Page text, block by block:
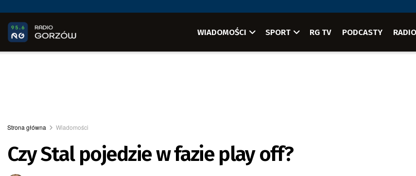
WIADOMOŚCI SPORT RG TV PODCASTY RADIO
Strona główna Wiadomości
Czy Stal pojedzie w fazie play off?